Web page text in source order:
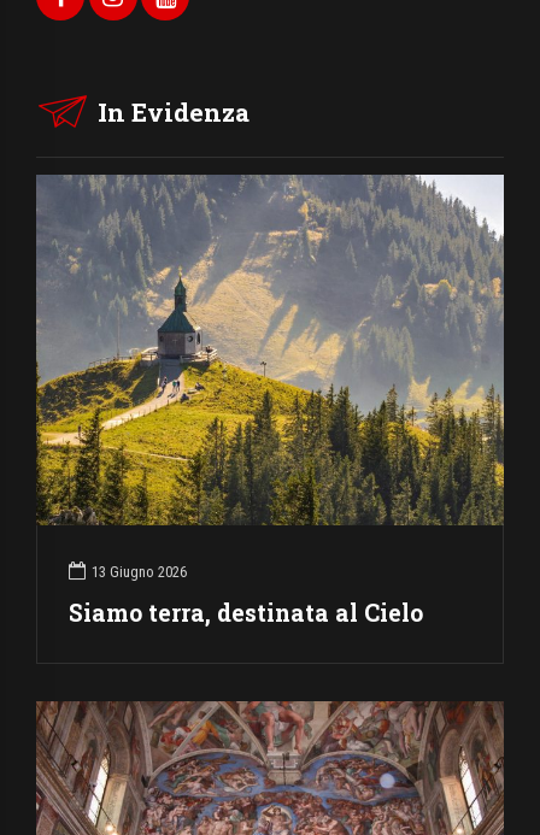
In Evidenza
13 Giugno 2026
Siamo terra, destinata al Cielo